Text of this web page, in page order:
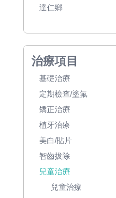
達仁鄉
治療項目
基礎治療
定期檢查/塗氟
矯正治療
植牙治療
美白/貼片
智齒拔除
兒童治療
兒童治療